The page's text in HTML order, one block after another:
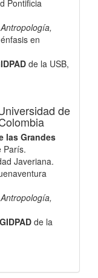
Pontificia
Antropología,
en
de la USB,
de
las Grandes
París.
Javeriana.
Antropología,
GIDPAD de la